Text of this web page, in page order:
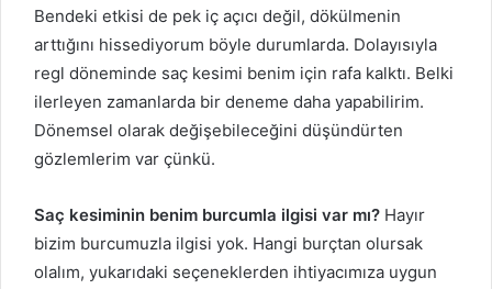
Bendeki etkisi de pek iç açıcı değil, dökülmenin
arttığını hissediyorum böyle durumlarda. Dolayısıyla
regl döneminde saç kesimi benim için rafa kalktı. Belki
ilerleyen zamanlarda bir deneme daha yapabilirim.
Dönemsel olarak değişebileceğini düşündürten
gözlemlerim var çünkü.
Saç kesiminin benim burcumla ilgisi var mı? Hayır
bizim burcumuzla ilgisi yok. Hangi burçtan olursak
olalım, yukarıdaki seçeneklerden ihtiyacımıza uygun